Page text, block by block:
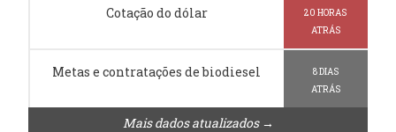
Cotação do dólar
20 HORAS
ATRÁS
Metas e contratações de biodiesel
8 DIAS
ATRÁS
Mais dados atualizados →